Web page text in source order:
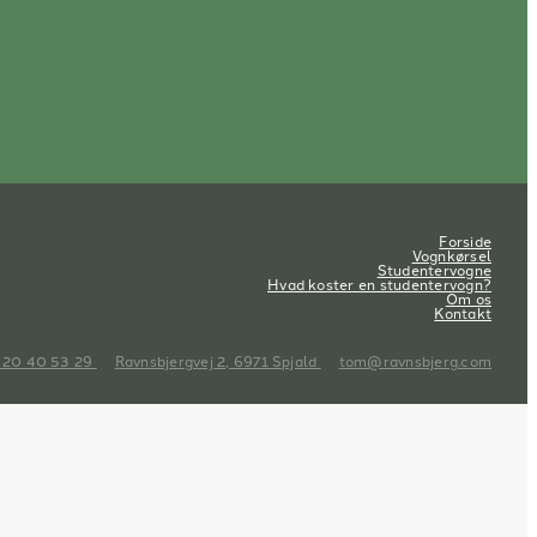
Forside
Vognkørsel
Studentervogne
Hvad koster en studentervogn?
Om os
Kontakt
40 53 29 Ravnsbjergvej 2, 6971 Spjald tom@ravnsbjerg.com